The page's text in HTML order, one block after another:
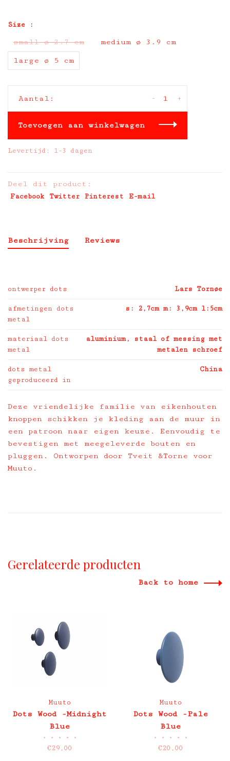
Size :
small ø 2.7 cm medium ø 3.9 cm
large ø 5 cm
Aantal: +
-
Toevoegen aan winkelwagen
Levertijd: 1-3 dagen
Deel dit product:
Facebook Twitter Pinterest E-mail
Beschrijving Reviews
ontwerper dots Lars Tornøe
afmetingen dots
metal
s: 2,7cm m: 3,9cm l:5cm
materiaal dots
metal
aluminium, staal of messing met
metalen schroef
dots metal
geproduceerd in
China
Deze vriendelijke familie van eikenhouten
knoppen schikken je kleding aan de muur in
een patroon naar eigen keuze. Eenvoudig te
bevestigen met meegeleverde bouten en
pluggen. Ontworpen door Tveit &Torne voor
Muuto.
Gerelateerde producten
Back to home
Muuto
Dots Wood -Midnight
Blue
• • • • •
€29,00
Muuto
Dots Wood -Pale
Blue
• • • • •
€20,00